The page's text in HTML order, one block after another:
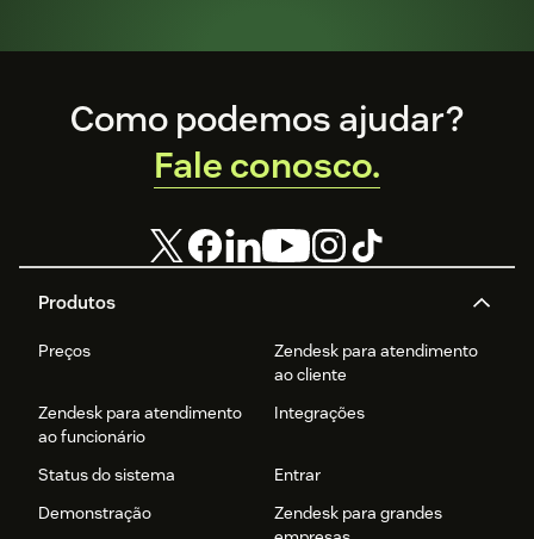
Footer
Produtos
Preços
Zendesk para atendimento
ao cliente
Zendesk para atendimento
ao funcionário
Integrações
Status do sistema
Entrar
Demonstração
Zendesk para grandes
Como podemos ajudar?
Fale conosco.